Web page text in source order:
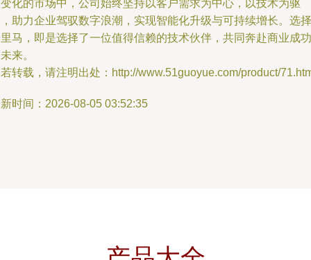
化的市场中，公司始终坚持以客户需求为中心，以技术为驱
助力企业驾驭数字浪潮，实现智能化升级与可持续增长。选择
马，即是选择了一位值得信赖的技术伙伴，共同奔赴商业成功
来。
转载，请注明出处：http://www.51guoyue.com/product/
时间：2026-08-05 03:52:35